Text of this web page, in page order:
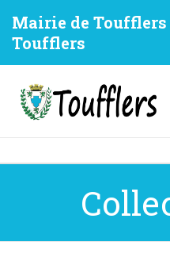
Mairie de Toufflers
Toufflers